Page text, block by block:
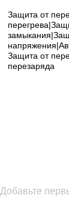
Защита от
Защита от
перезаряда
Добавьте